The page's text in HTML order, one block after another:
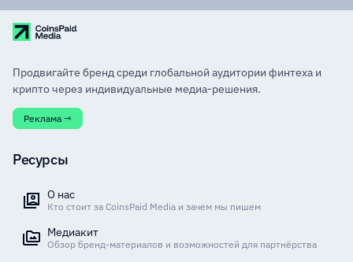
Продвигайте бренд среди глобальной аудитории финтеха и
крипто через индивидуальные медиа-решения.
Реклама →
Ресурсы
О нас
Кто стоит за CoinsPaid Media и зачем мы пишем
Медиакит
Обзор бренд-материалов и возможностей для партнёрства